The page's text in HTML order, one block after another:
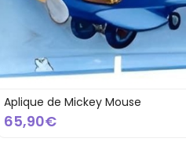
Aplique de Mickey Mouse
65,90€